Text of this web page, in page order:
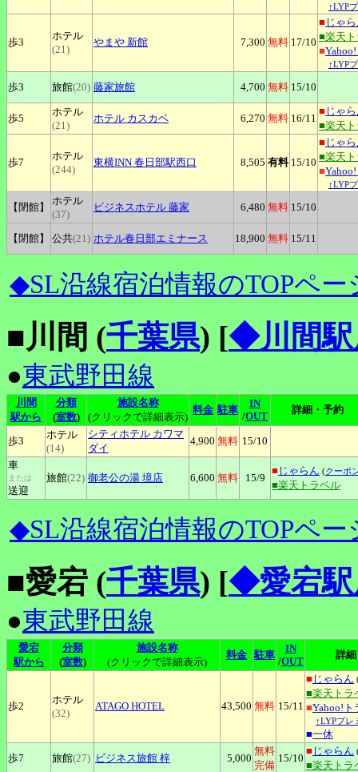
↑LYP
歩3
ホテル
(21)
やまや 新館 7,300 無料 17/10
■ じゃ
■楽天
■
↑LYP
歩3 旅館(20) 藤家旅館 4,700 無料 15/10
歩5
ホテル
(21)
ホテル カスカベ 6,270 無料 16/11
■ じゃ
■楽天
歩7
ホテル
(244)
東横INN 春日部駅西口 8,505 有料 15/10
■ じゃ
■楽天
■
↑LYP
【閉館】
ホテル
(37)
ビジネスホテル 藤家 6,480 無料 15/10
【閉館】 公共(21) ホテル春日部エミナース 18,900 無料 15/11
◆SL沿線宿泊情報のTOPペー
■川間 (千葉県) [◆川間駅
●東武野田線
川間
駅から
分類
(室数)
施設名称
(クリックで詳細表示)
料金 駐車
IN
/OUT
詳細・予約
歩3
ホテル
(14)
シティホテル カワマ
ダイ
4,900 無料 15/10
車
または
送迎
旅館(22) 御老公の湯 境店 6,600 無料 15/9
■ じゃらん (クーポ
■楽天トラベル
◆SL沿線宿泊情報のTOPペー
■愛宕 (千葉県) [◆愛宕駅
●東武野田線
愛宕
駅から
分類
(室数)
施設名称
(クリックで詳細表示)
料金 駐車
IN
/OUT
詳
歩2
ホテル
(32)
ATAGO HOTEL 43,500 無料 15/11
■ じゃらん
■楽天トラ
■Yahoo!ト
↑LYPプレ
■一休
歩7
旅館(27) ビジネス旅館 梓 5,000
無料
完備
15/10
■ じゃらん
■楽天トラ